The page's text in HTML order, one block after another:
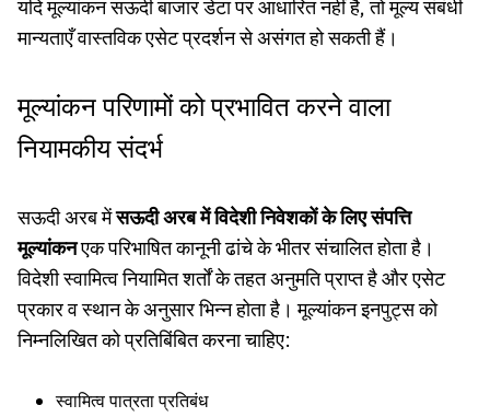
यदि मूल्यांकन सऊदी बाजार डेटा पर आधारित नहीं है, तो मूल्य संबंधी
मान्यताएँ वास्तविक एसेट प्रदर्शन से असंगत हो सकती हैं।
मूल्यांकन परिणामों को प्रभावित करने वाला
नियामकीय संदर्भ
सऊदी अरब मेंसऊदी अरब में विदेशी निवेशकों के लिए संपत्ति
मूल्यांकनएक परिभाषित कानूनी ढांचे के भीतर संचालित होता है।
विदेशी स्वामित्व नियामित शर्तों के तहत अनुमति प्राप्त है और एसेट
प्रकार व स्थान के अनुसार भिन्न होता है। मूल्यांकन इनपुट्स को
निम्नलिखित को प्रतिबिंबित करना चाहिए:
स्वामित्व पात्रता प्रतिबंध